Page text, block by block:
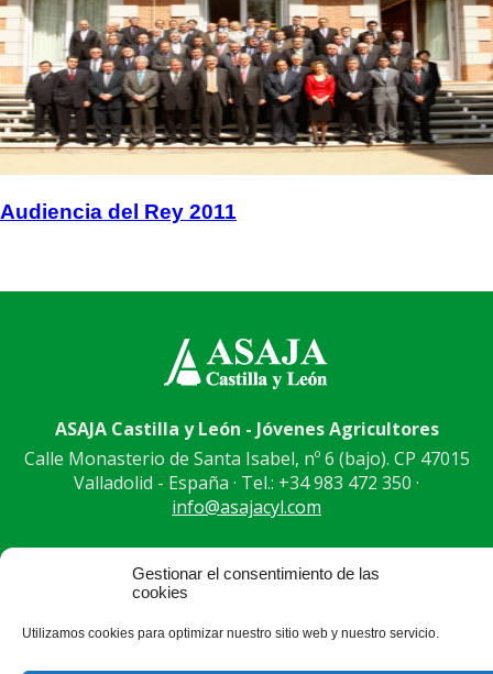
Gestionar el consentimiento de las
cookies
Utilizamos cookies para optimizar nuestro sitio web y nuestro servicio.
Audiencia del Rey 2011
ASAJA Castilla y León - Jóvenes Agricultores
Calle Monasterio de Santa Isabel, nº 6 (bajo). CP 47015
Valladolid - España · Tel.: +34 983 472 350 ·
info@asajacyl.com
| | © Aviso Legal | Xolido |